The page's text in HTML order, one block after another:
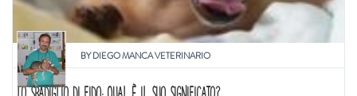
BYDIEGO MANCA VETERINARIO